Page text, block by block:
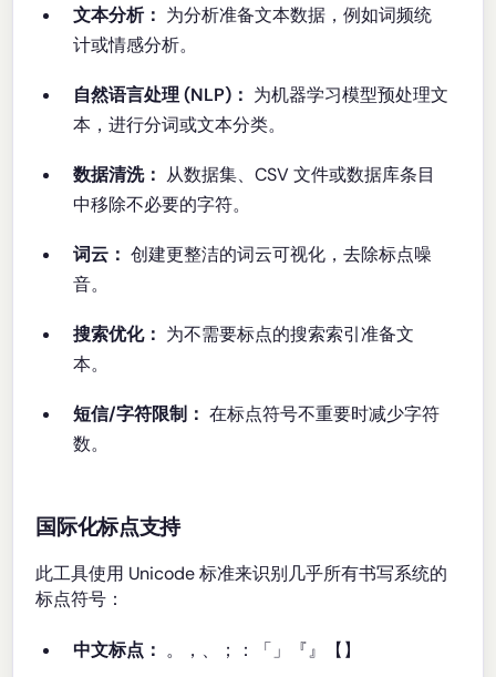
文本分析： 为分析准备文本数据，例如词频统
计或情感分析。
自然语言处理 (NLP)： 为机器学习模型预处理文
本，进行分词或文本分类。
数据清洗： 从数据集、CSV 文件或数据库条目
中移除不必要的字符。
词云： 创建更整洁的词云可视化，去除标点噪
音。
搜索优化： 为不需要标点的搜索索引准备文
本。
短信/字符限制： 在标点符号不重要时减少字符
数。
国际化标点支持
此工具使用 Unicode 标准来识别几乎所有书写系统的
标点符号：
中文标点： 。，、；：「」『』【】